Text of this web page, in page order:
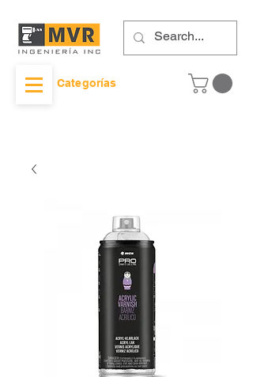
Categorías